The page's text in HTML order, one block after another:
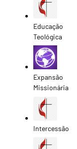
Educação
Teológica
Expansão
Missionária
Intercessão